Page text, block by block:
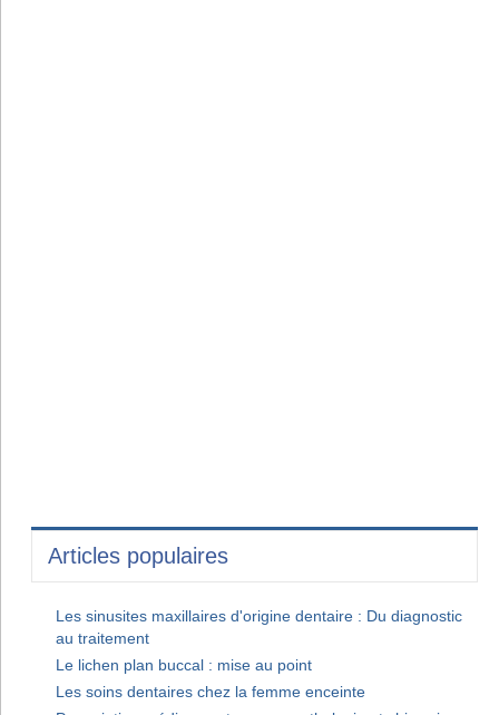
Articles populaires
Les sinusites maxillaires d'origine dentaire : Du diagnostic
au traitement
Le lichen plan buccal : mise au point
Les soins dentaires chez la femme enceinte